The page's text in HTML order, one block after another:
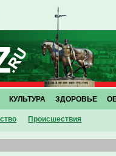
Проиcшествия
КУЛЬТУРА ЗДОРОВЬЕ